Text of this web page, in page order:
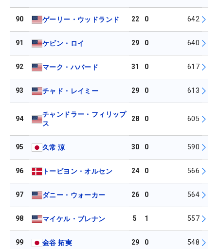
90 ゲーリー・ウッドランド 22 0 642
91 ケビン・ロイ 29 0 640
92 マーク・ハバード 31 0 617
93 チャド・レイミー 29 0 613
94
チャンドラー・フィリップ
ス
28 0 605
95 久常 涼 30 0 590
96 トービヨン・オルセン 24 0 566
97 ダニー・ウォーカー 26 0 564
98 マイケル・ブレナン 5 1 557
99 金谷 拓実 29 0 548